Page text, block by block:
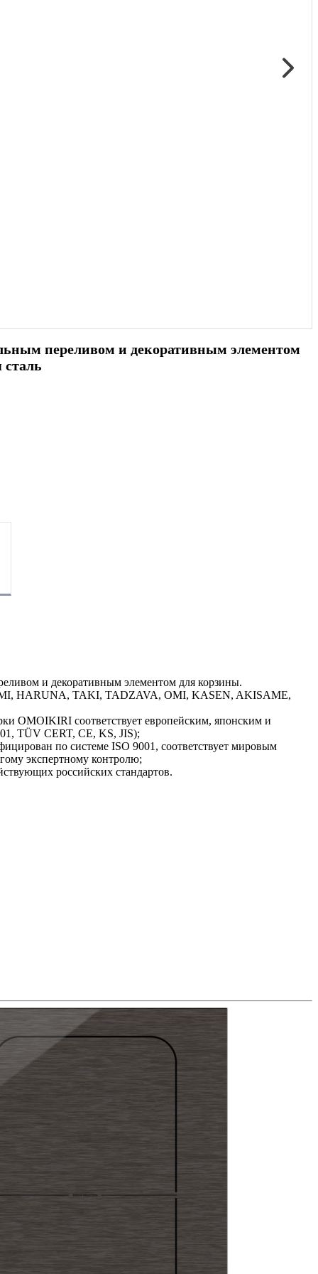
переливом и декоративным элементом
и декоративным элементом для корзины.
HARUNA, TAKI, TADZAVA, OMI, KASEN, AKISAME,
OMOIKIRI соответствует европейским, японским и
TÜV CERT, CE, KS, JIS);
по системе ISO 9001, соответствует мировым
экспертному контролю;
российских стандартов.